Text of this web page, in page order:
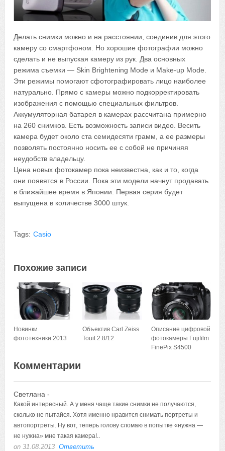
Делать снимки можно и на расстоянии, соединив для этого
камеру со смартфоном. Но хорошие фотографии можно
сделать и не выпуская камеру из рук. Два основных
режима съемки — Skin Brightening Mode и Make-up Mode.
Эти режимы помогают сфотографировать лицо наиболее
натурально. Прямо с камеры можно подкорректировать
изображения с помощью специальных фильтров.
Аккумуляторная батарея в камерах рассчитана примерно
на 260 снимков. Есть возможность записи видео. Весить
камера будет около ста семидесяти грамм, а ее размеры
позволять постоянно носить ее с собой не причиняя
неудобств владельцу.
Цена новых фотокамер пока неизвестна, как и то, когда
они появятся в России. Пока эти модели начнут продавать
в ближайшее время в Японии. Первая серия будет
выпущена в количестве 3000 штук.
Tags: Casio
Похожие записи
Новинки
фототехники 2013
Объектив Carl Zeiss
Touit 2.8/12
Описание цифровой
фотокамеры Fujifilm
FinePix S4500
Комментарии
Светлана -
Какой интересный. А у меня чаще такие снимки не получаются,
сколько не пытайся. Хотя именно нравится снимать портреты и
автопортреты. Ну вот, теперь голову сломаю в попытке «нужна —
не нужна» мне такая камера!..
on 31.08.2013 Ответить